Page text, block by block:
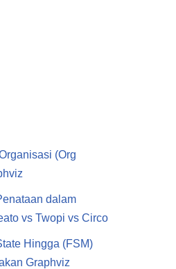
(Org
dalam
vs Twopi vs Circo
Hingga (FSM)
Graphviz